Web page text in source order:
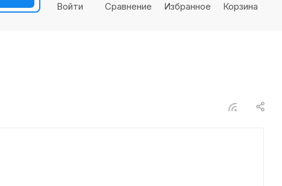
Войти Сравнение Избранное Корзина